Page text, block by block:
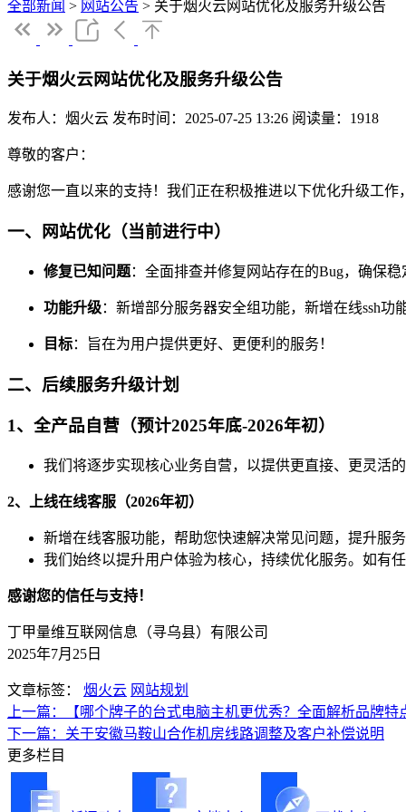
全部新闻 > 网站公告 > 关于烟火云网站优化及服务升级公告
关于烟火云网站优化及服务升级公告
发布人：烟火云 发布时间：2025-07-25 13:26 阅读量：1918
尊敬的客户：
感谢您一直以来的支持！我们正在积极推进以下优化升级工作
一、网站优化（当前进行中）
修复已知问题：全面排查并修复网站存在的Bug，确保稳
功能升级：新增部分服务器安全组功能，新增在线ssh功
目标：旨在为用户提供更好、更便利的服务！
二、后续服务升级计划
1、全产品自营（预计2025年底-2026年初）
我们将逐步实现核心业务自营，以提供更直接、更灵活的
2、上线在线客服（2026年初）
新增在线客服功能，帮助您快速解决常见问题，提升服务
我们始终以提升用户体验为核心，持续优化服务。如有
感谢您的信任与支持！
丁甲量维互联网信息（寻乌县）有限公司
2025年7月25日
文章标签： 烟火云 网站规划
上一篇：【哪个牌子的台式电脑主机更优秀？全面解析品牌特
下一篇：关于安徽马鞍山合作机房线路调整及客户补偿说明
更多栏目